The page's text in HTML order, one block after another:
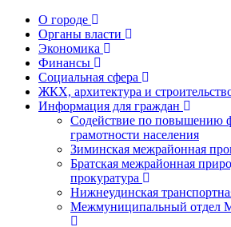
О городе
Органы власти
Экономика
Финансы
Социальная сфера
ЖКХ, архитектура и
Информация для граждан
Содействие по повышению
грамотности населения
Зиминская межрайонная
Братская межрайонная
прокуратура
Нижнеудинская
Межмуниципальный